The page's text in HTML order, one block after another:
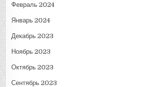
Февраль 2024
Январь 2024
Декабрь 2023
Ноябрь 2023
Октябрь 2023
Сентябрь 2023